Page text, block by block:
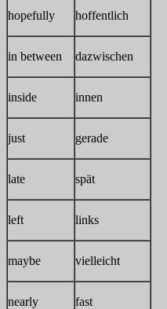
hopefully hoffentlich
in between dazwischen
inside innen
just gerade
late spät
left links
maybe vielleicht
nearly fast